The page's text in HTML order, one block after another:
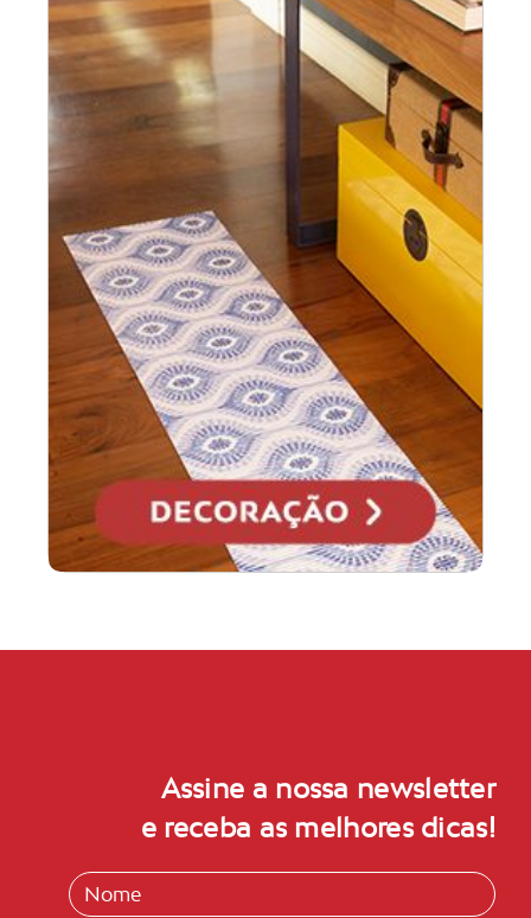
Assine a nossa newsletter
e receba as melhores dicas!